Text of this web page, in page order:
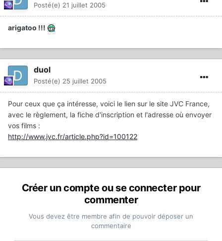
Posté(e) 21 juillet 2005
arigatoo !!!
duol
Posté(e) 25 juillet 2005
Pour ceux que ça intéresse, voici le lien sur le site JVC France,
avec le règlement, la fiche d'inscription et l'adresse où envoyer
vos films :
http://www.jvc.fr/article.php?id=100122
Créer un compte ou se connecter pour
commenter
Vous devez être membre afin de pouvoir déposer un
commentaire